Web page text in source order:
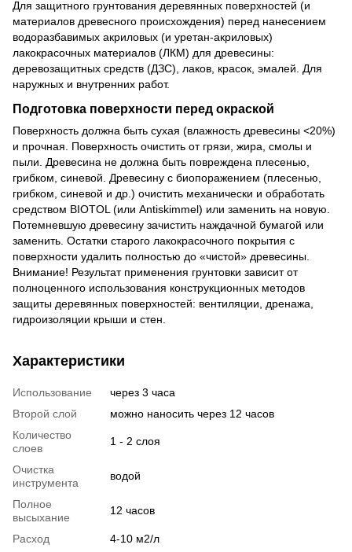
Для защитного грунтования деревянных поверхностей (и
материалов древесного происхождения) перед нанесением
водоразбавимых акриловых (и уретан-акриловых)
лакокрасочных материалов (ЛКМ) для древесины:
деревозащитных средств (ДЗС), лаков, красок, эмалей. Для
наружных и внутренних работ.
Подготовка поверхности перед окраской
Поверхность должна быть сухая (влажность древесины <20%)
и прочная. Поверхность очистить от грязи, жира, смолы и
пыли. Древесина не должна быть повреждена плесенью,
грибком, синевой. Древесину с биопоражением (плесенью,
грибком, синевой и др.) очистить механически и обработать
средством BIOTOL (или Antiskimmel) или заменить на новую.
Потемневшую древесину зачистить наждачной бумагой или
заменить. Остатки старого лакокрасочного покрытия с
поверхности удалить полностью до «чистой» древесины.
Внимание! Результат применения грунтовки зависит от
полноценного использования конструкционных методов
защиты деревянных поверхностей: вентиляции, дренажа,
гидроизоляции крыши и стен.
Характеристики
Использование
через 3 часа
Второй слой
можно наносить через 12 часов
Количество
слоев
1 - 2 слоя
Очистка
инструмента
водой
Полное
высыхание
12 часов
Расход
4-10 м2/л